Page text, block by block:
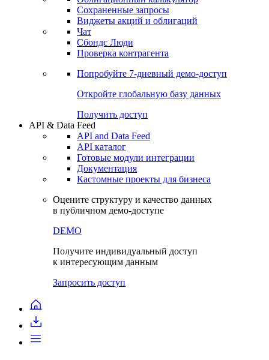
Сохраненные запросы
Виджеты акций и облигаций
Чат
Сбондс Люди
Проверка контрагента
Попробуйте 7-дневный демо-доступ
Откройте глобальную базу данных
Получить доступ
API & Data Feed
API and Data Feed
API каталог
Готовые модули интеграции
Документация
Кастомные проекты для бизнеса
Оцените структуру и качество данных
в публичном демо-доступе
DEMO
Получите индивидуальный доступ
к интересующим данным
Запросить доступ